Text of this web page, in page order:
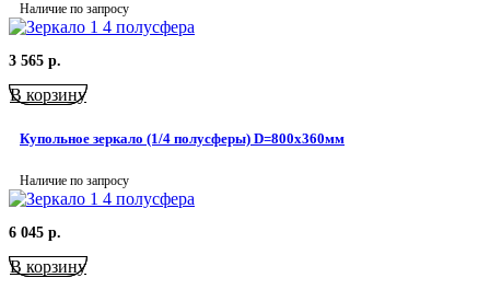
Наличие по запросу
3 565 р.
В корзину
Купольное зеркало (1/4 полусферы) D=800х360мм
Наличие по запросу
6 045 р.
В корзину